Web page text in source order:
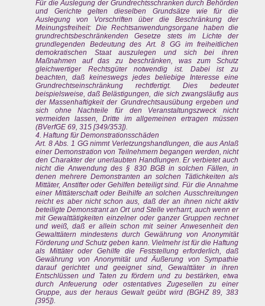
Für die Auslegung der Grundrechtsschranken durch Behörden
und Gerichte gelten dieselben Grundsätze wie für die
Auslegung von Vorschriften über die Beschränkung der
Meinungsfreiheit: Die Rechtsanwendungsorgane haben die
grundrechtsbeschränkenden Gesetze stets im Lichte der
grundlegenden Bedeutung des Art. 8 GG im freiheitlichen
demokratischen Staat auszulegen und sich bei ihren
Maßnahmen auf das zu beschränken, was zum Schutz
gleichwertiger Rechtsgüter notwendig ist. Dabei ist zu
beachten, daß keineswegs jedes beliebige Interesse eine
Grundrechtseinschränkung rechtfertigt. Dies bedeutet
beispielsweise, daß Belästigungen, die sich zwangsläufig aus
der Massenhaftigkeit der Grundrechtsausübung ergeben und
sich ohne Nachteile für den Veranstaltungszweck nicht
vermeiden lassen, Dritte im allgemeinen ertragen müssen
(BVerfGE 69, 315 [349/353]).
4. Haftung für Demonstrationsschäden
Art. 8 Abs. 1 GG nimmt Verletzungshandlungen, die aus Anlaß
einer Demonstration von Teilnehmern begangen werden, nicht
den Charakter der unerlaubten Handlungen. Er verbietet auch
nicht die Anwendung des § 830 BGB in solchen Fällen, in
denen mehrere Demonstranten an solchen Tätlichkeiten als
Mittäter, Anstifter oder Gehilfen beteiligt sind. Für die Annahme
einer Mittäterschaft oder Beihilfe an solchen Ausschreitungen
reicht es aber nicht schon aus, daß der an ihnen nicht aktiv
beteiligte Demonstrant an Ort und Stelle verharrt, auch wenn er
mit Gewalttätigkeiten einzelner oder ganzer Gruppen rechnet
und weiß, daß er allein schon mit seiner Anwesenheit den
Gewalttätern mindestens durch Gewährung von Anonymität
Förderung und Schutz geben kann. Vielmehr ist für die Haftung
als Mittäter oder Gehilfe die Feststellung erforderlich, daß
Gewährung von Anonymität und Äußerung von Sympathie
darauf gerichtet und geeignet sind, Gewalttäter in ihren
Entschlüssen und Taten zu fördern und zu bestärken, etwa
durch Anfeuerung oder ostentatives Zugesellen zu einer
Gruppe, aus der heraus Gewalt geübt wird (BGHZ 89, 383
[395]).